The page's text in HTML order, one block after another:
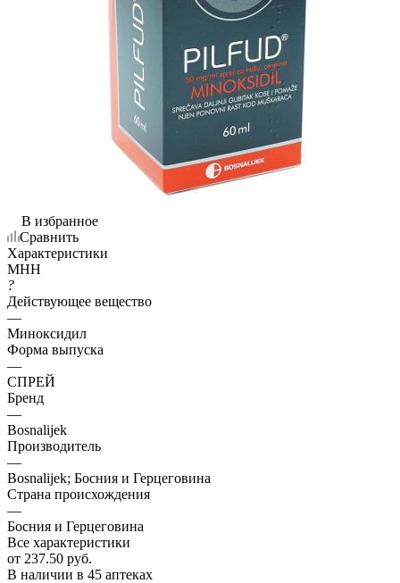
В избранное
Сравнить
Характеристики
МНН
?
Действующее вещество
—
Миноксидил
Форма выпуска
—
СПРЕЙ
Бренд
—
Bosnalijek
Производитель
—
Bosnalijek; Босния и Герцеговина
Страна происхождения
—
Босния и Герцеговина
Все характеристики
от 237.50 руб.
В наличии в 45 аптеках